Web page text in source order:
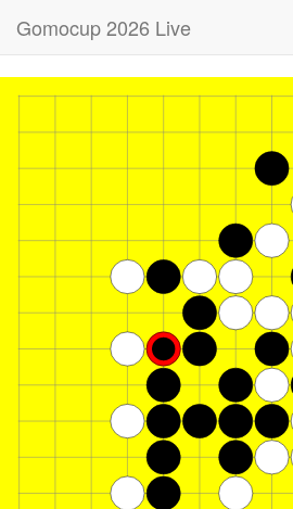
Gomocup 2026 Live